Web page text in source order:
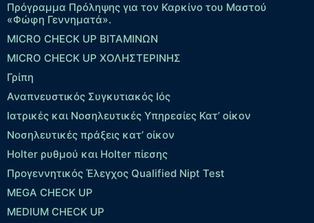
Πρόγραμμα Πρόληψης για τον Καρκίνο του Μαστού
«Φώφη Γεννηματά».
MICRO CHECK UP ΒΙΤΑΜΙΝΩΝ
MICRO CHECK UP ΧΟΛΗΣΤΕΡΙΝΗΣ
Γρίπη
Αναπνευστικός Συγκυτιακός Ιός
Ιατρικές και Νοσηλευτικές Υπηρεσίες Κατ’ οίκον
Νοσηλευτικές πράξεις κατ’ οίκον
Holter ρυθμού και Holter πίεσης
Προγεννητικός Έλεγχος Qualified Nipt Test
MEGA CHECK UP
MEDIUM CHECK UP